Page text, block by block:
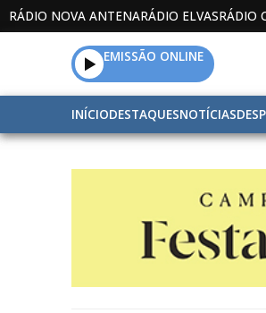
RÁDIO NOVA ANTENARÁDIO ELVASRÁDIO
EMISSÃO ONLINE
INÍCIODESTAQUESNOTÍCIAS